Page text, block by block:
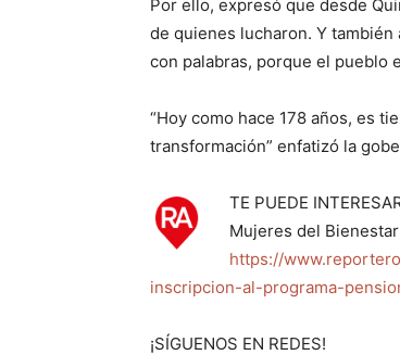
Por ello, expresó que desde
de quienes lucharon. Y
con palabras, porque el pueblo
“Hoy como hace 178 años, es
transformación” enfatizó la
TE PUEDE
Mujeres del
https://
inscripcion-al-programa-
¡SÍGUENOS EN REDES!